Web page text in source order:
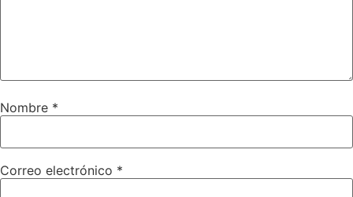
Nombre *
Correo electrónico *